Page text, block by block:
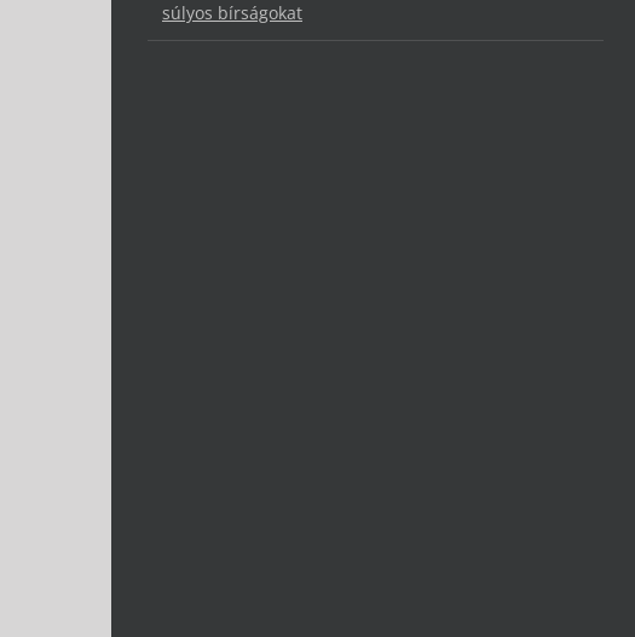
súlyos bírságokat